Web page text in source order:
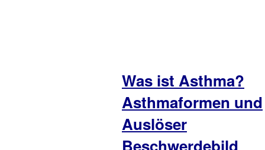
Was ist Asthma?
Asthmaformen und
Auslöser
Beschwerdebild